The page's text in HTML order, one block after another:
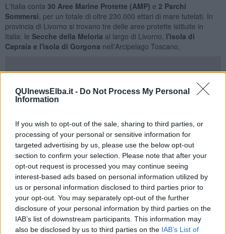
QUInewsElba.it - Do Not Process My Personal
Information
If you wish to opt-out of the sale, sharing to third parties, or
processing of your personal or sensitive information for
targeted advertising by us, please use the below opt-out
section to confirm your selection. Please note that after your
opt-out request is processed you may continue seeing
interest-based ads based on personal information utilized by
us or personal information disclosed to third parties prior to
your opt-out. You may separately opt-out of the further
disclosure of your personal information by third parties on the
IAB’s list of downstream participants. This information may
also be disclosed by us to third parties on the IAB’s List of
L'Italia conta 30 Aree Marine Protette (AMP) e 2 Parchi
Sommersi , per un totale di oltre 230.000 ettari di mare tutelati. In
provincia di Livorno si trovano tre delle aree protette istituite in
Italia: le Secche della Meloria al largo di Livorno, l'isola di
Capraia e l'isola di Gorgona nell'Arcipelago Toscano,
Nel suo intervento, il Sottosegretario all’Ambiente e alla Sicurezza
Energetica, Claudio Barbaro, ha ribadito il
cooperazione internazionale. “L’Italia crede fortemente nella
cooperazione multilivello come motore per rafforzare ed esportare
modelli di successo nella gestione delle aree marine protette.
Accogliamo con favore l’istituzione di questa Alleanza G7 sulle Aree
Marine Protette, un'iniziativa internazionale promossa dai Paesi del
G7 per tutelare gli ecosistemi oceanici e raggiungere l'obiettivo
globale di proteggere il 30% degli oceani entro il 2030. - ha detto il
Sottosegretario Barbaro -L’istituzione delle aree protette è
importantissima ma deve essere accompagnata da piani di
gestione efficaci, adeguati strumenti di monitoraggio e risorse
finanziarie stabili. In Italia ci sono 31 AMP distribuite lungo circa 700